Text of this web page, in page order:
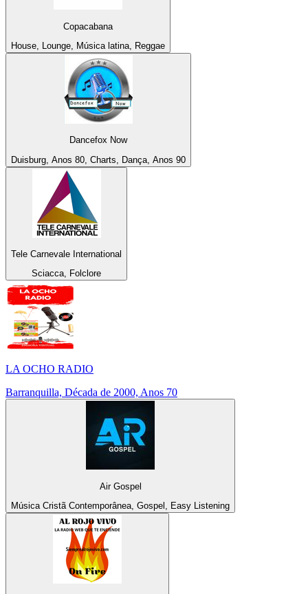
Copacabana
House, Lounge, Música latina, Reggae
Dancefox Now
Duisburg, Anos 80, Charts, Dança, Anos 90
Tele Carnevale International
Sciacca, Folclore
LA OCHO RADIO
Barranquilla, Década de 2000, Anos 70
Air Gospel
Música Cristã Contemporânea, Gospel, Easy Listening